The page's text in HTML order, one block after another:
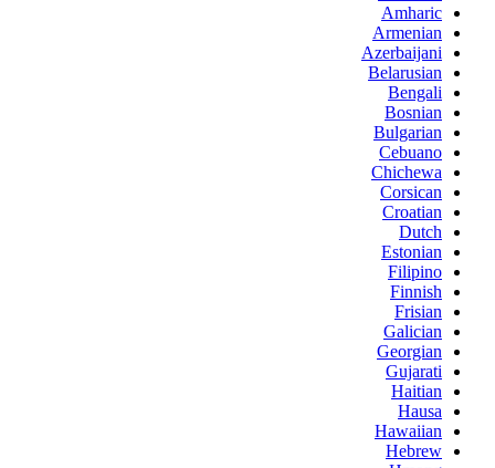
Amharic
Armenian
Azerbaijani
Belarusian
Bengali
Bosnian
Bulgarian
Cebuano
Chichewa
Corsican
Croatian
Dutch
Estonian
Filipino
Finnish
Frisian
Galician
Georgian
Gujarati
Haitian
Hausa
Hawaiian
Hebrew